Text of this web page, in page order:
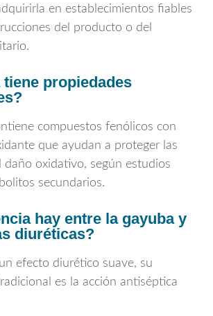
en establecimientos fiables
del producto o del
tiene propiedades
compuestos fenólicos con
que ayudan a proteger las
daño oxidativo, según estudios
secundarios.
hay entre la gayuba y
diuréticas?
efecto diurético suave, su
es la acción antiséptica